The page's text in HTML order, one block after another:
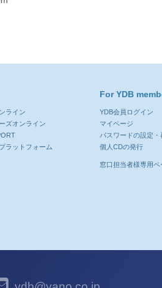
ライン
ズオンライン
ラットフォーム
For YDB
YDB会員ログイン
マイページ
パスワードの設定・
個人CDの発行
窓口担当者様専用ペ